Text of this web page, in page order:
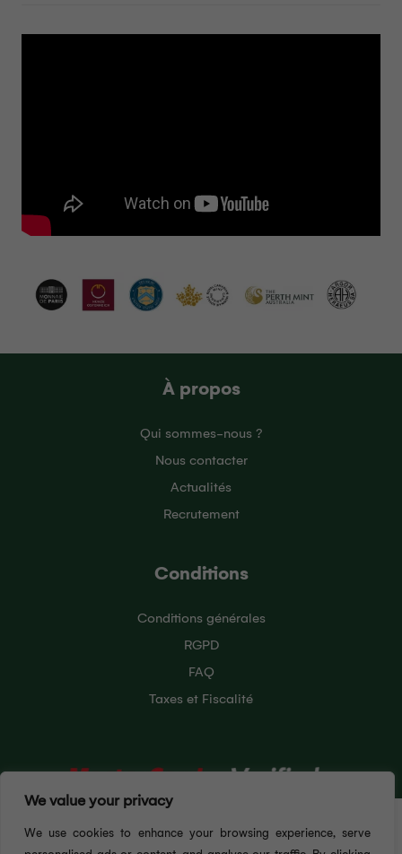
We value your privacy
We use cookies to enhance your browsing experience, serve
À propos
Qui sommes-nous ?
Nous contacter
Actualités
Recrutement
Conditions
Conditions générales
RGPD
FAQ
Taxes et Fiscalité
possible, ce site Web utilise des cookies. En